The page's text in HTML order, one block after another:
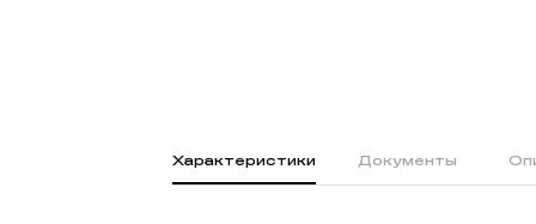
Характеристики Документы